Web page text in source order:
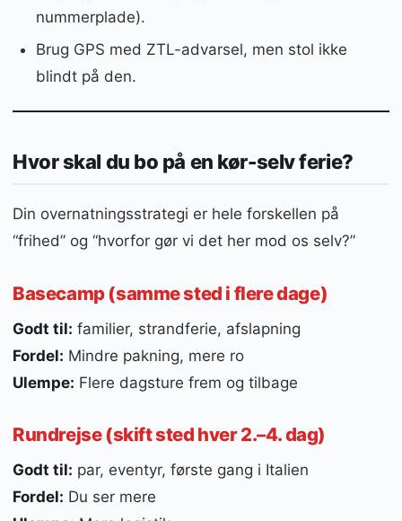
nummerplade).
Brug GPS med ZTL-advarsel, men stol ikke
blindt på den.
Hvor skal du bo på en kør-selv ferie?
Din overnatningsstrategi er hele forskellen på
“frihed” og “hvorfor gør vi det her mod os selv?”
Basecamp (samme sted i flere dage)
Godt til: familier, strandferie, afslapning
Fordel: Mindre pakning, mere ro
Ulempe: Flere dagsture frem og tilbage
Rundrejse (skift sted hver 2.–4. dag)
Godt til: par, eventyr, første gang i Italien
Fordel: Du ser mere